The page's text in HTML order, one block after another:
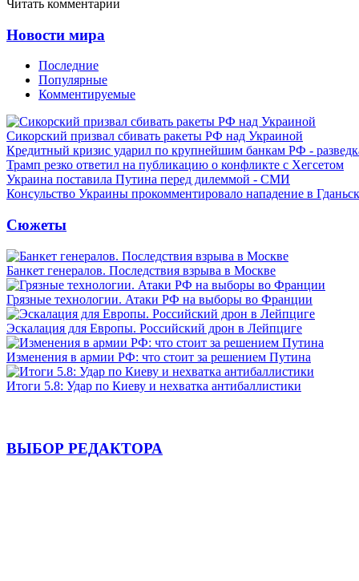
Читать комментарии
Новости мира
Последние
Популярные
Комментируемые
Сикорский призвал сбивать ракеты РФ над Украиной
Кредитный кризис ударил по крупнейшим банкам РФ -
Трамп резко ответил на публикацию о конфликте с Хегсетом
Украина поставила Путина перед дилеммой - СМИ
Консульство Украины прокомментировало нападение в
Сюжеты
Банкет генералов. Последствия взрыва в Москве
Грязные технологии. Атаки РФ на выборы во Франции
Эскалация для Европы. Российский дрон в Лейпциге
Изменения в армии РФ: что стоит за решением Путина
Итоги 5.8: Удар по Киеву и нехватка антибаллистики
ВЫБОР РЕДАКТОРА